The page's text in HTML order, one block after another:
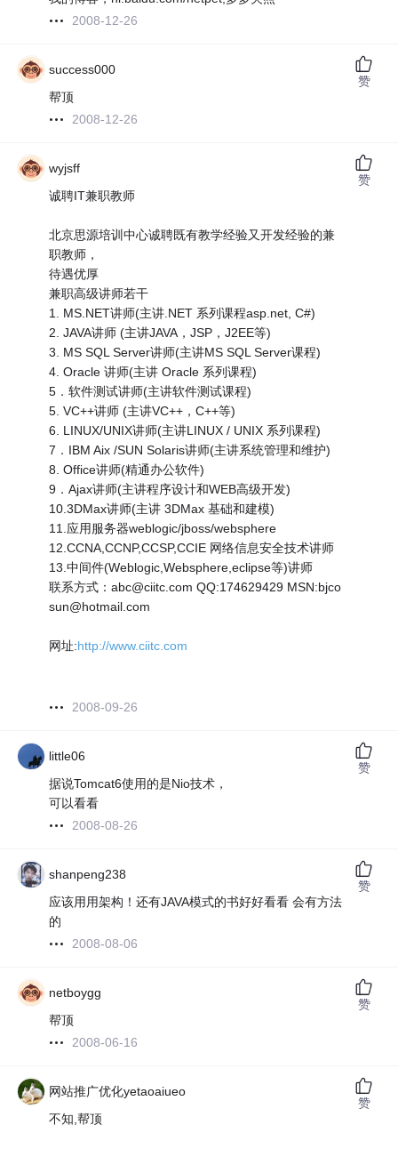
2008-12-26
success000
帮顶
2008-12-26
赞
wyjsff
诚聘IT兼职教师
北京思源培训中心诚聘既有教学经验又开发经验的兼
职教师，
待遇优厚
兼职高级讲师若干
1. MS.NET讲师(主讲.NET 系列课程asp.net, C#)
2. JAVA讲师 (主讲JAVA，JSP，J2EE等)
3. MS SQL Server讲师(主讲MS SQL Server课程)
4. Oracle 讲师(主讲 Oracle 系列课程)
5．软件测试讲师(主讲软件测试课程)
5. VC++讲师 (主讲VC++，C++等)
6. LINUX/UNIX讲师(主讲LINUX / UNIX 系列课程)
7．IBM Aix /SUN Solaris讲师(主讲系统管理和维护)
8. Office讲师(精通办公软件)
9．Ajax讲师(主讲程序设计和WEB高级开发)
10.3DMax讲师(主讲 3DMax 基础和建模)
11.应用服务器weblogic/jboss/websphere
12.CCNA,CCNP,CCSP,CCIE 网络信息安全技术讲师
13.中间件(Weblogic,Websphere,eclipse等)讲师
联系方式：abc@ciitc.com QQ:174629429 MSN:bjco
sun@hotmail.com
网址:http://www.ciitc.com
2008-09-26
赞
little06
据说Tomcat6使用的是Nio技术，
可以看看
2008-08-26
赞
shanpeng238
应该用用架构！还有JAVA模式的书好好看看 会有方法
的
2008-08-06
赞
netboygg
帮顶
2008-06-16
赞
网站推广优化yetaoaiueo
不知,帮顶
赞